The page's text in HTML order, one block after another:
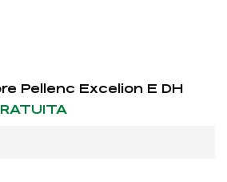
Pellenc Excelion E DH